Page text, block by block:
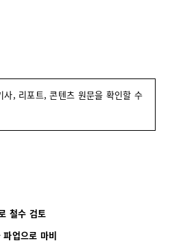
, 리포트, 콘텐츠 원문을 확인할 수
철수 검토
업으로 마비